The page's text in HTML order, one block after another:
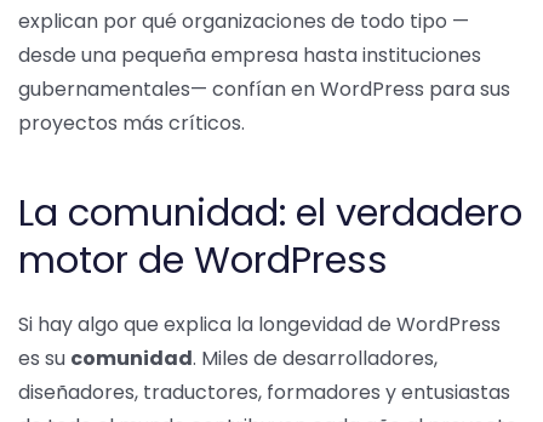
explican por qué organizaciones de todo tipo —
desde una pequeña empresa hasta instituciones
gubernamentales— confían en WordPress para sus
proyectos más críticos.
La comunidad: el verdadero
motor de WordPress
Si hay algo que explica la longevidad de WordPress
es su comunidad. Miles de desarrolladores,
diseñadores, traductores, formadores y entusiastas